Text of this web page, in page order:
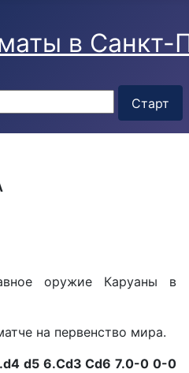
оружие Каруаны в
на первенство мира.
d5 6.Сd3 Сd6 7.0-0 0-0